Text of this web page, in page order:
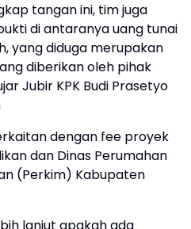
tangan ini, tim juga
di antaranya uang tunai
yang diduga merupakan
diberikan oleh pihak
Jubir KPK Budi Prasetyo
dengan fee proyek
dan Dinas Perumahan
(Perkim) Kabupaten